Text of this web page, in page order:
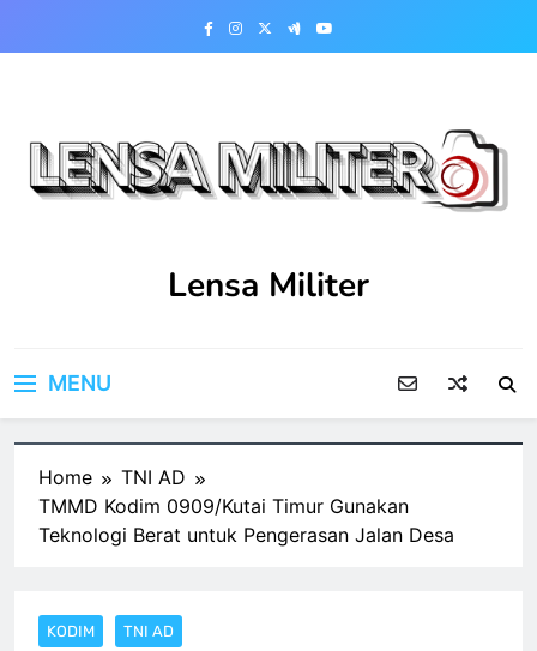
Lensa Militer
MENU
Home
TNI AD
TMMD Kodim 0909/Kutai Timur Gunakan
Teknologi Berat untuk Pengerasan Jalan Desa
KODIM TNI AD